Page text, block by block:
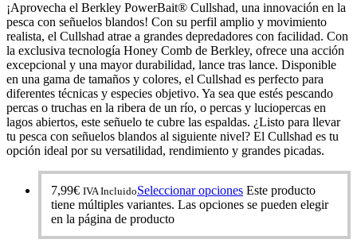
¡Aprovecha el Berkley PowerBait® Cullshad, una innovación en la
pesca con señuelos blandos! Con su perfil amplio y movimiento
realista, el Cullshad atrae a grandes depredadores con facilidad. Con
la exclusiva tecnología Honey Comb de Berkley, ofrece una acción
excepcional y una mayor durabilidad, lance tras lance. Disponible
en una gama de tamaños y colores, el Cullshad es perfecto para
diferentes técnicas y especies objetivo. Ya sea que estés pescando
percas o truchas en la ribera de un río, o percas y luciopercas en
lagos abiertos, este señuelo te cubre las espaldas. ¿Listo para llevar
tu pesca con señuelos blandos al siguiente nivel? El Cullshad es tu
opción ideal por su versatilidad, rendimiento y grandes picadas.
7,99€ IVA IncluidoSeleccionar opciones Este producto
tiene múltiples variantes. Las opciones se pueden elegir
en la página de producto